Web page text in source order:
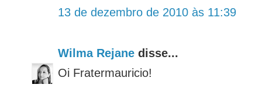
13 de dezembro de 2010 às 11:39
Wilma Rejane disse...
Oi Fratermauricio!